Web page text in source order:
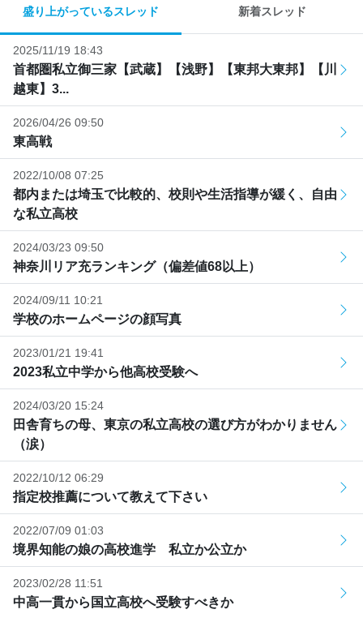
盛り上がっているスレッド 新着スレッド
2025/11/19 18:43
首都圏私立御三家【武蔵】【浅野】【東邦大東邦】【川
越東】3...
2026/04/26 09:50
東高戦
2022/10/08 07:25
都内または埼玉で比較的、校則や生活指導が緩く、自由
な私立高校
2024/03/23 09:50
神奈川リア充ランキング（偏差値68以上）
2024/09/11 10:21
学校のホームページの顔写真
2023/01/21 19:41
2023私立中学から他高校受験へ
2024/03/20 15:24
田舎育ちの母、東京の私立高校の選び方がわかりません
（涙）
2022/10/12 06:29
指定校推薦について教えて下さい
2022/07/09 01:03
境界知能の娘の高校進学 私立か公立か
2023/02/28 11:51
中高一貫から国立高校へ受験すべきか